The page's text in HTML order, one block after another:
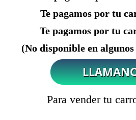
Te pagamos por tu
Te pagamos por tu
(No disponible en algunos
Para vender tu